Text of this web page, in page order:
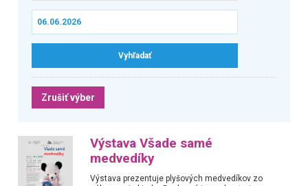
Zrušiť výber
Výstava Všade samé
medvedíky
Výstava prezentuje plyšových medvedíkov zo